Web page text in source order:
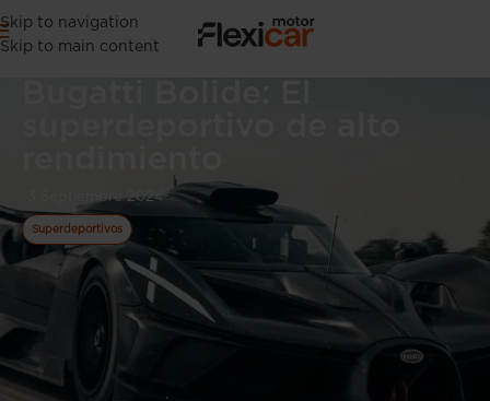
Skip to navigation
Skip to main content
3 Septiembre 2024
Superdeportivos